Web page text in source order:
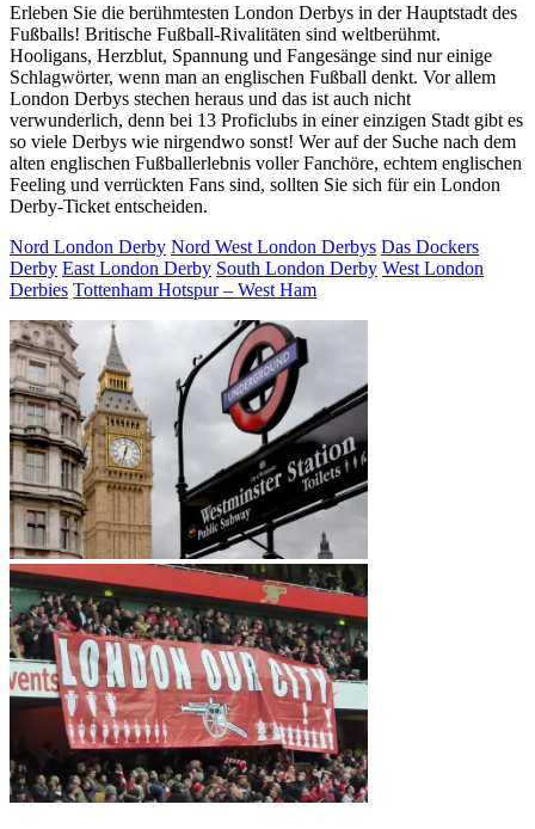
Erleben Sie die berühmtesten London Derbys in der Hauptstadt des
Fußballs! Britische Fußball-Rivalitäten sind weltberühmt.
Hooligans, Herzblut, Spannung und Fangesänge sind nur einige
Schlagwörter, wenn man an englischen Fußball denkt. Vor allem
London Derbys stechen heraus und das ist auch nicht
verwunderlich, denn bei 13 Proficlubs in einer einzigen Stadt gibt es
so viele Derbys wie nirgendwo sonst! Wer auf der Suche nach dem
alten englischen Fußballerlebnis voller Fanchöre, echtem englischen
Feeling und verrückten Fans sind, sollten Sie sich für ein London
Derby-Ticket entscheiden.
Nord London Derby Nord West London Derbys Das Dockers
Derby East London Derby South London Derby West London
Derbies Tottenham Hotspur – West Ham